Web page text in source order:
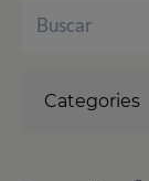
Categories